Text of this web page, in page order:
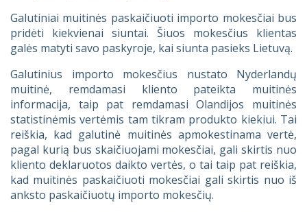
Galutiniai muitinės paskaičiuoti importo mokesčiai bus
pridėti kiekvienai siuntai. Šiuos mokesčius klientas
galės matyti savo paskyroje, kai siunta pasieks Lietuvą.
Galutinius importo mokesčius nustato Nyderlandų
muitinė, remdamasi kliento pateikta muitinės
informacija, taip pat remdamasi Olandijos muitinės
statistinėmis vertėmis tam tikram produkto kiekiui. Tai
reiškia, kad galutinė muitinės apmokestinama vertė,
pagal kurią bus skaičiuojami mokesčiai, gali skirtis nuo
kliento deklaruotos daikto vertės, o tai taip pat reiškia,
kad muitinės paskaičiuoti mokesčiai gali skirtis nuo iš
anksto paskaičiuotų importo mokesčių.